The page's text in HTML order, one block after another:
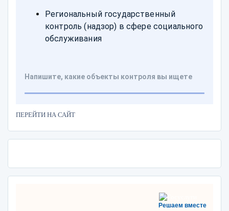
ПЕРЕЙТИ НА САЙТ
Решаем вместе